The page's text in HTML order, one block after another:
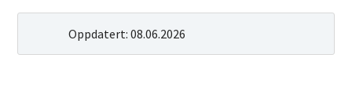
Oppdatert: 08.06.2026